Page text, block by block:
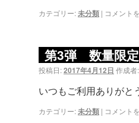
カテゴリー:未分類 | コメント
第3弾 数量限
投稿日:2017年4月12日 作成者:
いつもご利用ありが
カテゴリー:未分類 | コメント